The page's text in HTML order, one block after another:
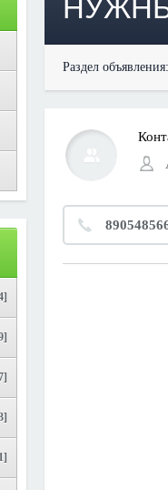
Раздел